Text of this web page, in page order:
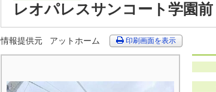
レオパレスサンコート学園
情報提供元 アットホーム 印刷画面を表示